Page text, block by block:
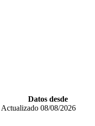
Datos desde
Actualizado 08/08/2026